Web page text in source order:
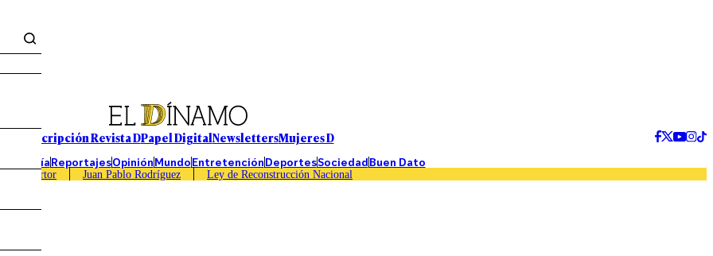
Suscripción Revista DPapel DigitalNewslettersMujeres D
EconomíaReportajesOpiniónMundoEntretenciónDeportesSociedadBuen Dato
Caso Sartor Juan Pablo Rodríguez Ley de Reconstrucción Nacional